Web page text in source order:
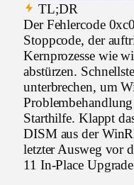
TL;DR
Der Fehlercode
Stoppcode, der
Kernprozesse wie
abstürzen.
unterbrechen, um
Starthilfe. Klappt
DISM aus der
letzter Ausweg vor
11 In-Place